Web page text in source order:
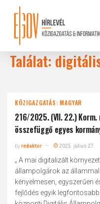
content
Találat:
KÖZIGAZGATÁS: MAGYAR
216/2025. (VII. 22.)
összefüggő egyes
byredaktor 2025. július 27.
„ A mai digitalizált
állampolgárok az
kényelmesen, egyszerűen
fejlődés egyik